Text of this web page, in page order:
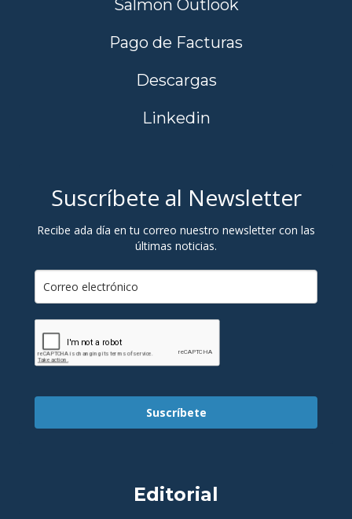
Salmon Outlook
Pago de Facturas
Descargas
Linkedin
Suscríbete al Newsletter
Recibe ada día en tu correo nuestro newsletter con las
últimas noticias.
Suscríbete
Editorial